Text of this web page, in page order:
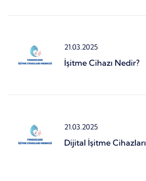
21.03.2025
İşitme Cihazı Nedir?
21.03.2025
Dijital İşitme Cihazları